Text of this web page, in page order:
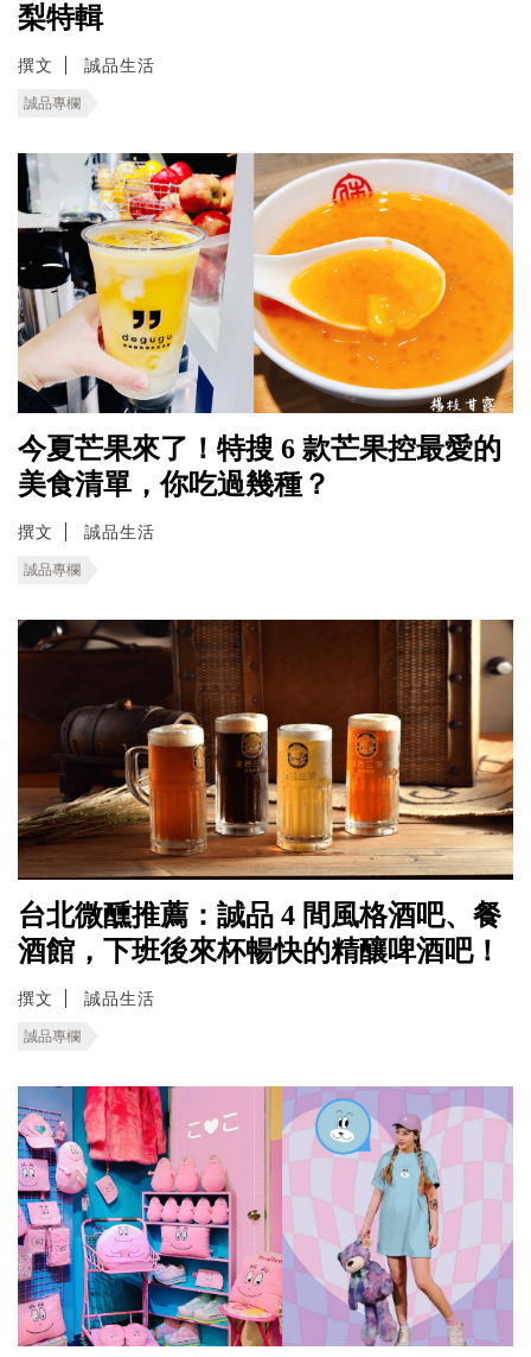
梨特輯
撰文 誠品生活
誠品專欄
今夏芒果來了！特搜 6 款芒果控最愛的
美食清單，你吃過幾種？
撰文 誠品生活
誠品專欄
台北微醺推薦：誠品 4 間風格酒吧、餐
酒館，下班後來杯暢快的精釀啤酒吧！
撰文 誠品生活
誠品專欄